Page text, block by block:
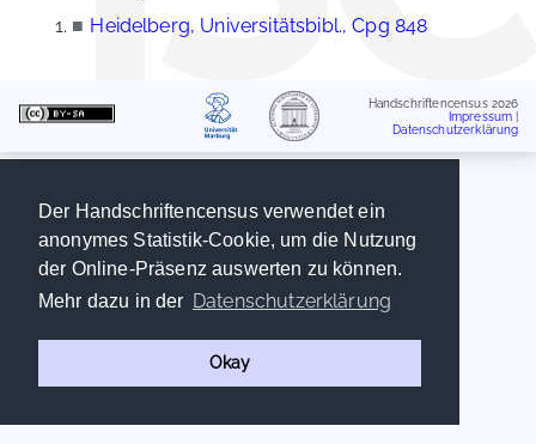
Der Handschriftencensus verwendet ein
anonymes Statistik-Cookie, um die Nutzung
der Online-Präsenz auswerten zu können.
Mehr dazu in der Datenschutzerklärung
Okay
■ Heidelberg, Universitätsbibl., Cpg 848
Handschriftencensus 2026
Impressum
Datenschutzerklärung